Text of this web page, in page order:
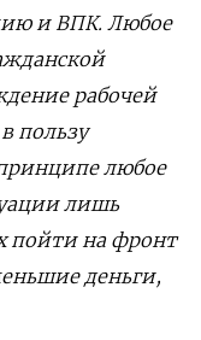
и ВПК. Любое
рабочей
пользу
любое
лишь
пойти на фронт
деньги,